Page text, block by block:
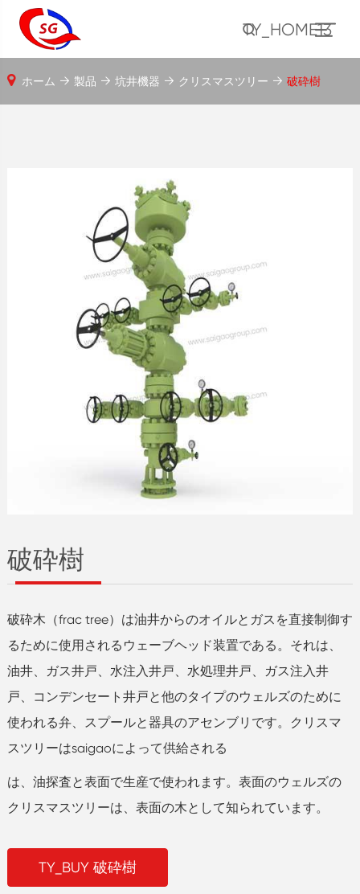
TY_HOME13
破砕樹
破砕木（frac tree）は油井からのオイルとガスを直接制御す
るために使用されるウェーブヘッド装置である。それは、
油井、ガス井戸、水注入井戸、水処理井戸、ガス注入井
戸、コンデンセート井戸と他のタイプのウェルズのために
使われる弁、スプールと器具のアセンブリです。クリスマ
スツリーはsaigaoによって供給される
は、油探査と表面で生産で使われます。表面のウェルズの
クリスマスツリーは、表面の木として知られています。
TY_BUY 破砕樹
ホーム 製品 坑井機器 クリスマスツリー 破砕樹